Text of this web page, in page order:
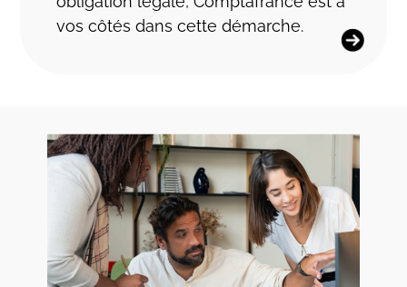
vos côtés dans cette démarche.